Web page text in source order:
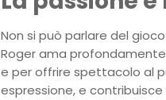
Non si può parlare del
Roger ama
e per offrire spettacolo al
espressione, e